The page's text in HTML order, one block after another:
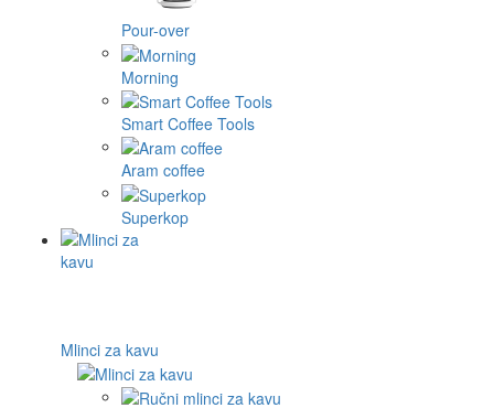
Pour-over
Morning
Smart Coffee Tools
Aram coffee
Superkop
Mlinci za kavu